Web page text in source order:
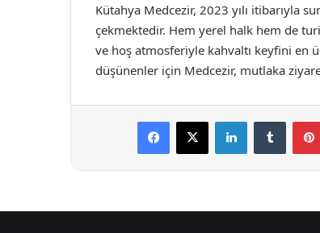
Kütahya Medcezir, 2023 yılı itibarıyla
çekmektedir. Hem yerel halk hem de
ve hoş atmosferiyle kahvaltı keyfini en
düşünenler için Medcezir, mutlaka
Facebook
X LinkedInTumblr